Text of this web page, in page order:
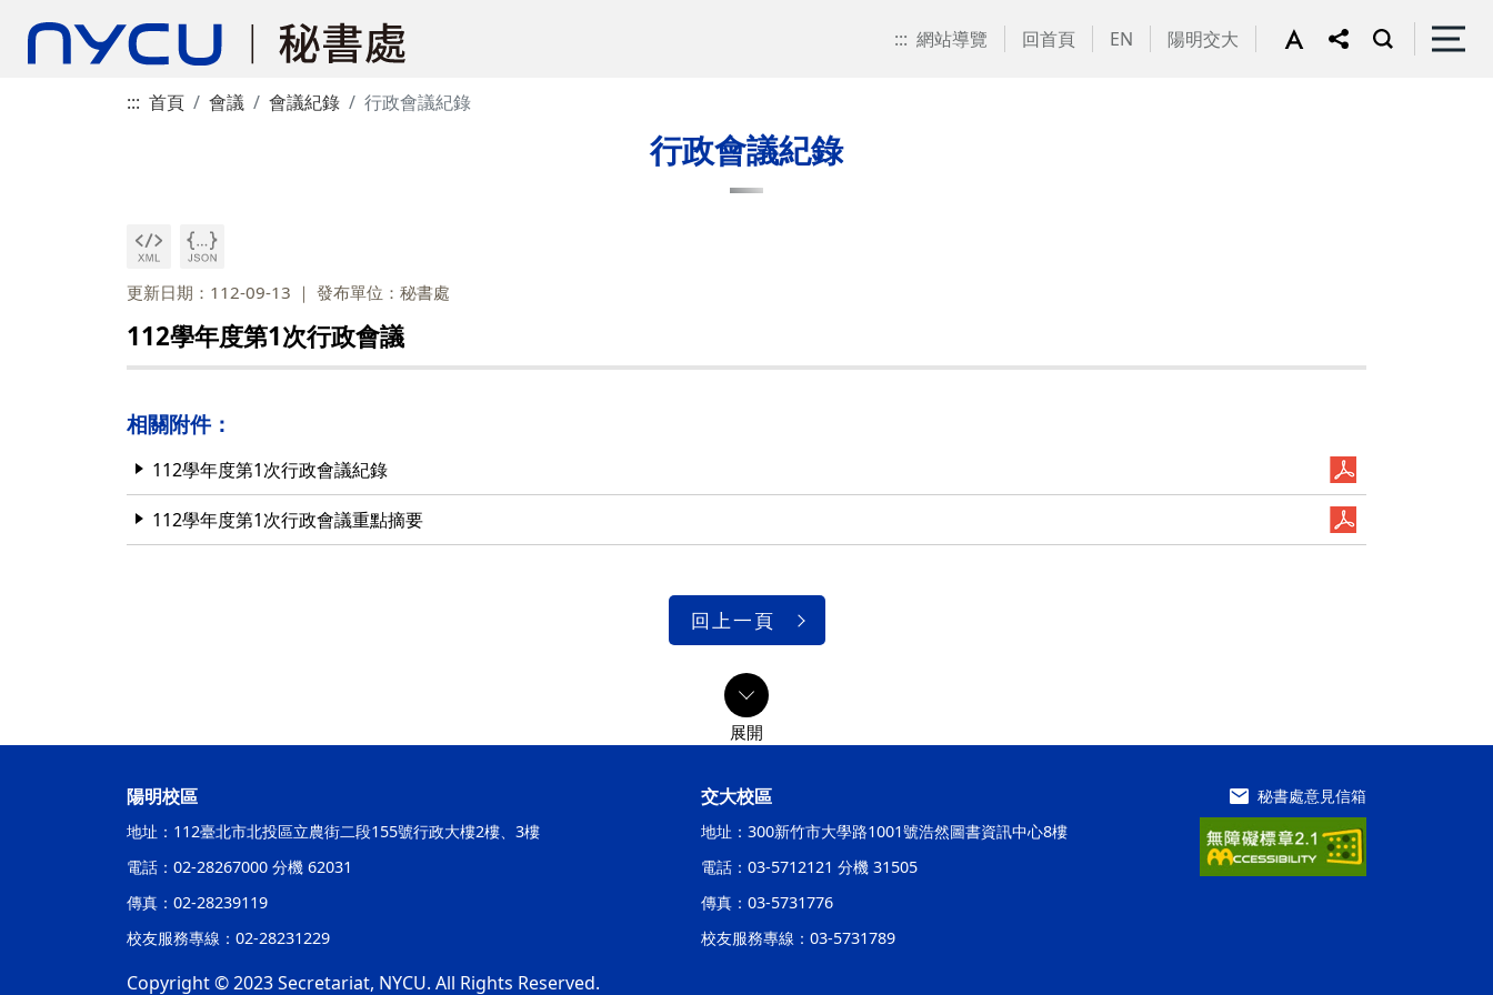
::: 網站導覽 回首頁 EN 陽明交大
::: 首頁 會議 會議紀錄 行政會議紀錄
行政會議紀錄
更新日期：112-09-13 發布單位：秘書處
112學年度第1次行政會議
相關附件：
112學年度第1次行政會議紀錄
112學年度第1次行政會議重點摘要
回上一頁
陽明校區
地址：112臺北市北投區立農街二段155號行政大樓2樓、3樓
電話：02-28267000 分機 62031
傳真：02-28239119
校友服務專線：02-28231229
交大校區
地址：300新竹市大學路1001號浩然圖書資訊中心8樓
電話：03-5712121 分機 31505
傳真：03-5731776
校友服務專線：03-5731789
秘書處意見信箱
Copyright © 2023 Secretariat, NYCU. All Rights Reserved.